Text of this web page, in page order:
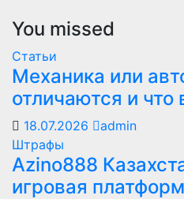
You missed
Статьи
Механика или
отличаются и что
18.07.2026
admin
Штрафы
Azino888
игровая